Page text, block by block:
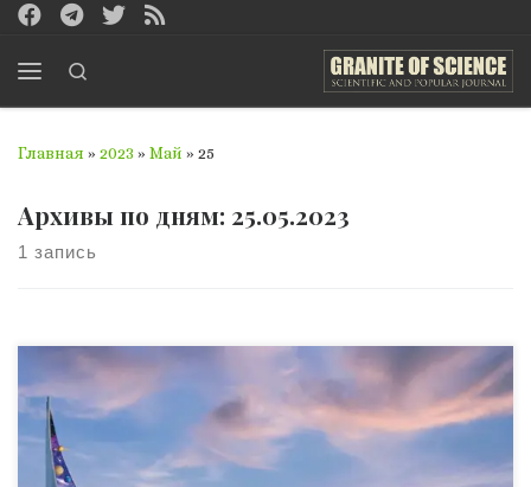
Перейти к содержимому
Главная » 2023 » Май » 25
Архивы по дням: 25.05.2023
1 запись
С 2016 года кронпринц Саудовской Аравии Мохаммед
бин Салман проводит серию реформ, направленных на
диверсификацию экономики и сокращение
зависимости от нефтяных доходов. В рамках этих